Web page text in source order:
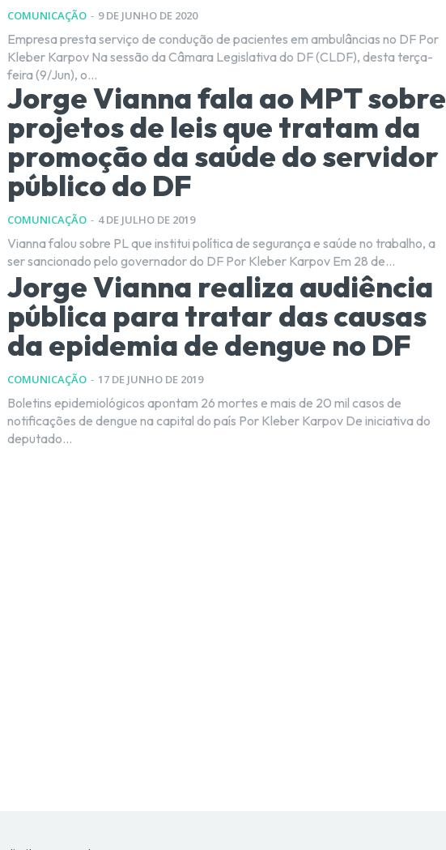
COMUNICAÇÃO - 9 DE JUNHO DE 2020
Empresa presta serviço de condução de pacientes em ambulâncias no DF Por
Kleber Karpov Na sessão da Câmara Legislativa do DF (CLDF), desta terça-
feira (9/Jun), o...
Jorge Vianna fala ao MPT sobre
projetos de leis que tratam da
promoção da saúde do servidor
público do DF
COMUNICAÇÃO - 4 DE JULHO DE 2019
Vianna falou sobre PL que institui política de segurança e saúde no trabalho, a
ser sancionado pelo governador do DF Por Kleber Karpov Em 28 de...
Jorge Vianna realiza audiência
pública para tratar das causas
da epidemia de dengue no DF
COMUNICAÇÃO - 17 DE JUNHO DE 2019
Boletins epidemiológicos apontam 26 mortes e mais de 20 mil casos de
notificações de dengue na capital do país Por Kleber Karpov De iniciativa do
deputado...